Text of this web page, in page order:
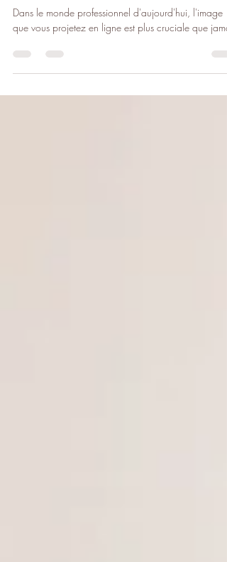
Votre image professionnelle :
L'investissement qui fait la
que vous projetez en ligne est plus cruciale que